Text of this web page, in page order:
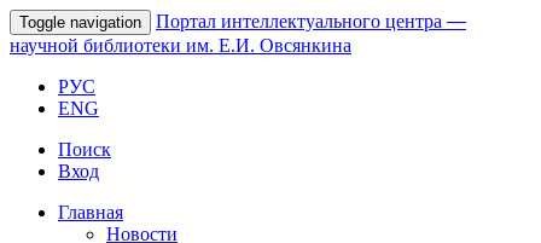
Toggle navigation Портал интеллектуального центра —
научной библиотеки им. Е.И. Овсянкина
РУС
ENG
Поиск
Вход
Главная
Новости